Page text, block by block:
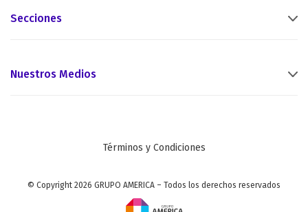
Secciones
Nuestros Medios
Términos y Condiciones
© Copyright 2026 GRUPO AMERICA – Todos los derechos reservados